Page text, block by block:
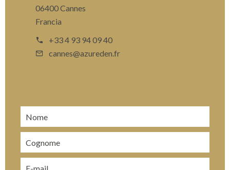
06400 Cannes
Francia
+33 4 93 94 09 40
cannes@azureden.fr